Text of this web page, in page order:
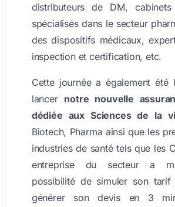
distributeurs de DM,
spécialisés dans le secteur
des dispositifs médicaux,
inspection et certification, etc.
Cette journée a également été
lancer notre nouvelle
dédiée aux Sciences de la
Biotech, Pharma ainsi que les
industries de santé tels que les
entreprise du secteur a
possibilité de simuler son
générer son devis en 3